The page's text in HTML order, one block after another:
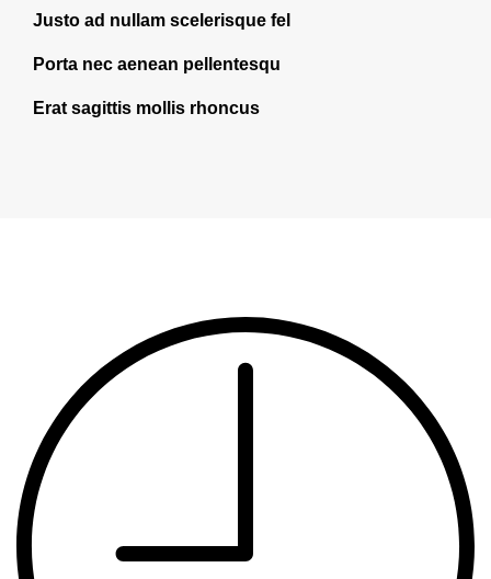
Justo ad nullam scelerisque fel
Porta nec aenean pellentesqu
Erat sagittis mollis rhoncus